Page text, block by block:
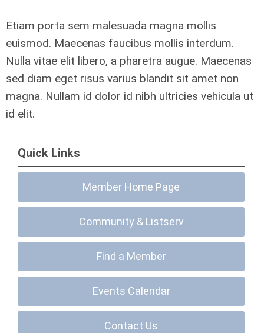
Etiam porta sem malesuada magna mollis
euismod. Maecenas faucibus mollis interdum.
Nulla vitae elit libero, a pharetra augue. Maecenas
sed diam eget risus varius blandit sit amet non
magna. Nullam id dolor id nibh ultricies vehicula ut
id elit.
Quick Links
Member Home Page
Community & Listserv
Find a Member
Events Calendar
Contact Us